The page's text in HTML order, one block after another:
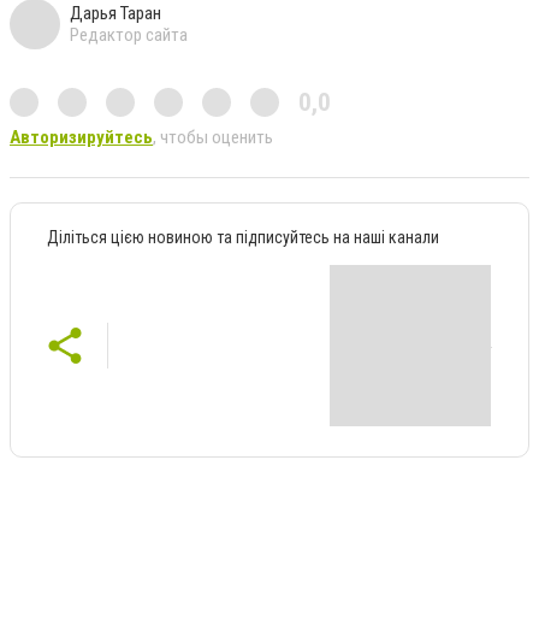
Дарья Таран
Редактор сайта
0,0
Авторизируйтесь, чтобы оценить
Діліться цією новиною та підписуйтесь на наші канали